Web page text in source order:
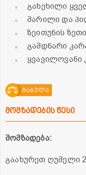
გახეხილი
მარილი და
ზეითუნის ზეთი
გამდნარი
ტაბულა
მომზადების წესი
მომზადება:
გაახურეთ ღუმელი